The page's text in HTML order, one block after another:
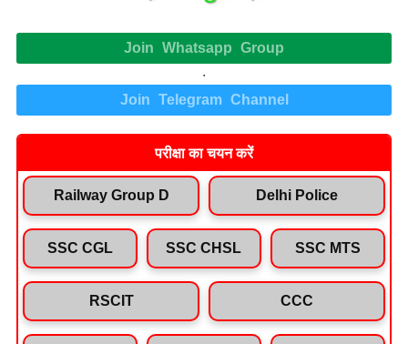
Join Whatsapp Group
.
Join Telegram Channel
परीक्षा का चयन करें
Railway Group D Delhi Police
SSC CGL SSC CHSL SSC MTS
RSCIT CCC